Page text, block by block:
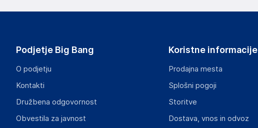
Podjetje Big Bang
O podjetju
Kontakti
Družbena odgovornost
Obvestila za javnost
Koristne informacije
Prodajna mesta
Splošni pogoji
Storitve
Dostava, vnos in odvoz